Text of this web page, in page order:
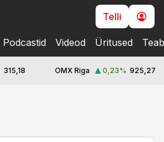
Telli
Podcastid Videod Üritused
315,18 OMX Riga 0,23% 925,27